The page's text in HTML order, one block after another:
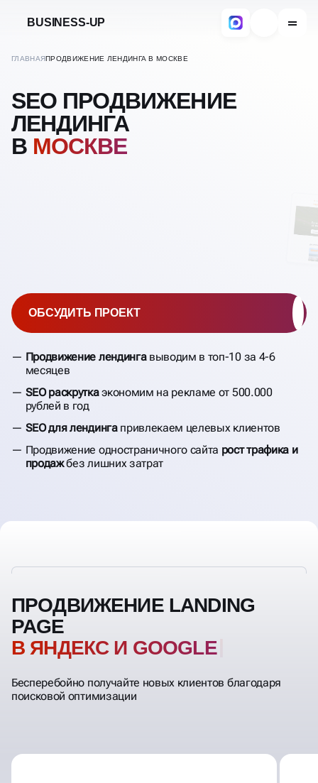
BUSINESS-UP
ГЛАВНАЯПРОДВИЖЕНИЕ ЛЕНДИНГА В МОСКВЕ
SEO ПРОДВИЖЕНИЕ
ЛЕНДИНГА
В МОСКВЕ
Продвижение лендингавыводим в топ-10 за 4-6
месяцев
SEO раскруткаэкономим на рекламе от 500.000
рублей в год
SEO для лендингапривлекаем целевых клиентов
Продвижение одностраничного сайта рост трафика и
продажбез лишних затрат
ОБСУДИТЬ ПРОЕКТ
ПРОДВИЖЕНИЕ LANDING
PAGE
В ЯНДЕКС И GOOGLE
Бесперебойно получайте новых клиентов благодаря
поисковой оптимизации